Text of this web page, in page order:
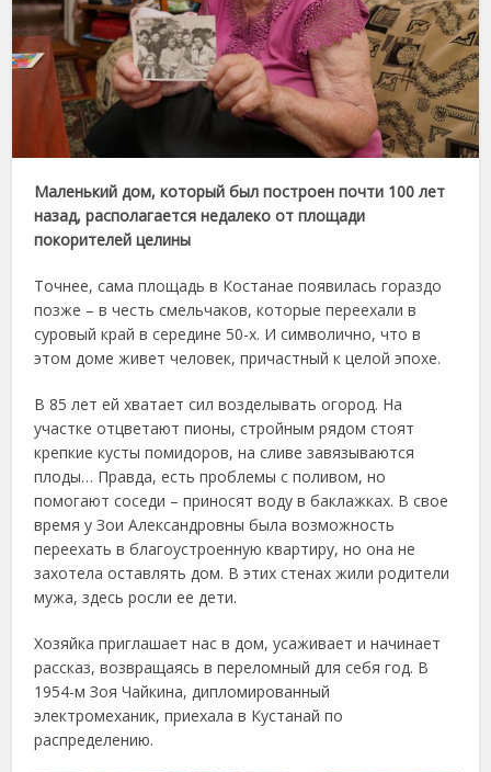
Маленький дом, который был построен почти 100 лет
назад, располагается недалеко от площади
покорителей целины
Точнее, сама площадь в Костанае появилась гораздо
позже – в честь смельчаков, которые переехали в
суровый край в середине 50-х. И символично, что в
этом доме живет человек, причастный к целой эпохе.
В 85 лет ей хватает сил возделывать огород. На
участке отцветают пионы, стройным рядом стоят
крепкие кусты помидоров, на сливе завязываются
плоды… Правда, есть проблемы с поливом, но
помогают соседи – приносят воду в баклажках. В свое
время у Зои Александровны была возможность
переехать в благоустроенную квартиру, но она не
захотела оставлять дом. В этих стенах жили родители
мужа, здесь росли ее дети.
Хозяйка приглашает нас в дом, усаживает и начинает
рассказ, возвращаясь в переломный для себя год. В
1954-м Зоя Чайкина, дипломированный
электромеханик, приехала в Кустанай по
распределению.